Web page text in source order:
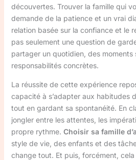
découvertes. Trouver la famille qui
demande de la patience et un vrai
relation basée sur la confiance et le
pas seulement une question de
partager un quotidien, des moments
responsabilités concrètes.
La réussite de cette expérience
capacité à s’adapter aux habitudes
tout en gardant sa spontanéité. En
jongler entre les attentes, les
propre rythme. Choisir sa famille
style de vie, des enfants et des
change tout. Et puis, forcément,